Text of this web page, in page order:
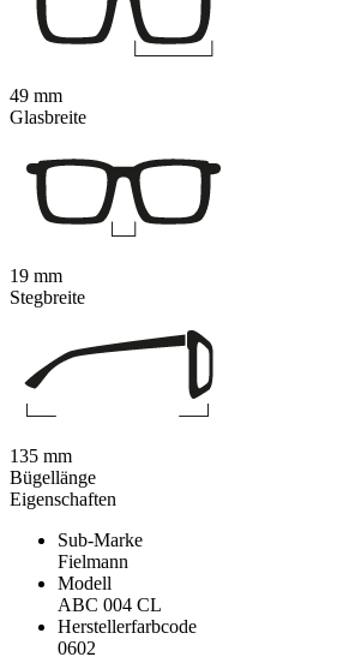
Eigenschaften
Sub-Marke
Fielmann
Modell
ABC 004 CL
Herstellerfarbcode
0602
49 mm
Glasbreite
19 mm
Stegbreite
135 mm
Bügellänge